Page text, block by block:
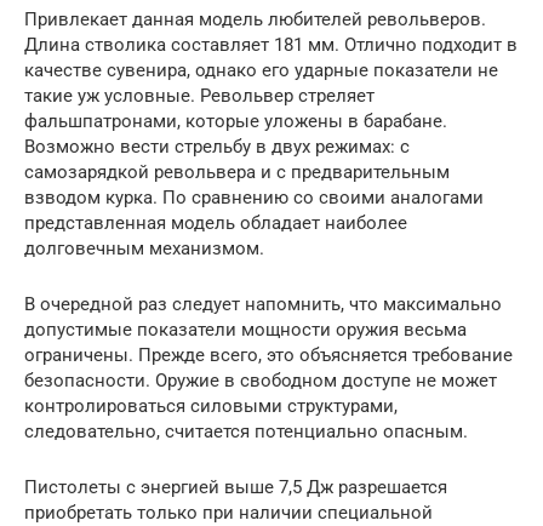
Привлекает данная модель любителей револьверов.
Длина стволика составляет 181 мм. Отлично подходит в
качестве сувенира, однако его ударные показатели не
такие уж условные. Револьвер стреляет
фальшпатронами, которые уложены в барабане.
Возможно вести стрельбу в двух режимах: с
самозарядкой револьвера и с предварительным
взводом курка. По сравнению со своими аналогами
представленная модель обладает наиболее
долговечным механизмом.
В очередной раз следует напомнить, что максимально
допустимые показатели мощности оружия весьма
ограничены. Прежде всего, это объясняется требование
безопасности. Оружие в свободном доступе не может
контролироваться силовыми структурами,
следовательно, считается потенциально опасным.
Пистолеты с энергией выше 7,5 Дж разрешается
приобретать только при наличии специальной